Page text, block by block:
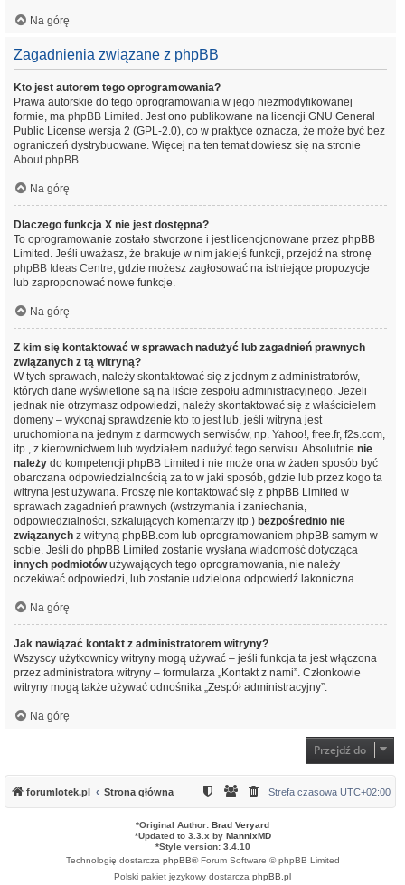
Na górę
Zagadnienia związane z phpBB
Kto jest autorem tego oprogramowania?
Prawa autorskie do tego oprogramowania w jego niezmodyfikowanej
formie, ma phpBB Limited . Jest ono publikowane na licencji GNU General
Public License wersja 2 (GPL-2.0), co w praktyce oznacza, że może być bez
ograniczeń dystrybuowane. Więcej na ten temat dowiesz się na stronie
About phpBB.
Na górę
Dlaczego funkcja X nie jest dostępna?
To oprogramowanie zostało stworzone i jest licencjonowane przez phpBB
Limited. Jeśli uważasz, że brakuje w nim jakiejś funkcji, przejdź na stronę
phpBB Ideas Centre, gdzie możesz zagłosować na istniejące propozycje
lub zaproponować nowe funkcje.
Na górę
Z kim się kontaktować w sprawach nadużyć lub zagadnień prawnych
związanych z tą witryną?
W tych sprawach, należy skontaktować się z jednym z administratorów,
których dane wyświetlone są na liście zespołu administracyjnego. Jeżeli
jednak nie otrzymasz odpowiedzi, należy skontaktować się z właścicielem
domeny – wykonaj sprawdzenie kto to jestlub, jeśli witryna jest
uruchomiona na jednym z darmowych serwisów, np. Yahoo!, free.fr, f2s.com,
itp., z kierownictwem lub wydziałem nadużyć tego serwisu. Absolutnie nie
należy do kompetencji phpBB Limited i nie może ona w żaden sposób być
obarczana odpowiedzialnością za to w jaki sposób, gdzie lub przez kogo ta
witryna jest używana. Proszę nie kontaktować się z phpBB Limited w
sprawach zagadnień prawnych (wstrzymania i zaniechania,
odpowiedzialności, szkalujących komentarzy itp.) bezpośrednio nie
związanych z witryną phpBB.com lub oprogramowaniem phpBB samym w
sobie. Jeśli do phpBB Limited zostanie wysłana wiadomość dotycząca
innych podmiotówużywających tego oprogramowania, nie należy
oczekiwać odpowiedzi, lub zostanie udzielona odpowiedź lakoniczna.
Na górę
Jak nawiązać kontakt z administratorem witryny?
Wszyscy użytkownicy witryny mogą używać – jeśli funkcja ta jest włączona
przez administratora witryny – formularza „Kontakt z nami”. Członkowie
witryny mogą także używać odnośnika „Zespół administracyjny”.
Na górę
Przejdź do
forumlotek.pl Strona główna Strefa czasowa UTC+02:00
*Original Author: Brad Veryard
*Updated to 3.3.x by MannixMD
*Style version: 3.4.10
Technologię dostarcza phpBB® Forum Software © phpBB Limited
Polski pakiet językowy dostarcza phpBB.pl